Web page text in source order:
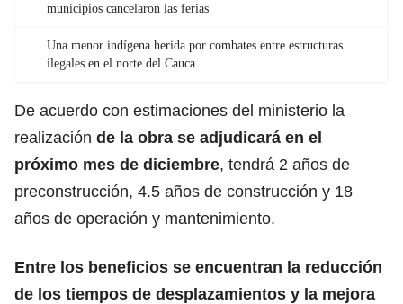
municipios cancelaron las ferias
Una menor indígena herida por combates entre estructuras
ilegales en el norte del Cauca
De acuerdo con estimaciones del ministerio la
realización de la obra se adjudicará en el
próximo mes de diciembre, tendrá 2 años de
preconstrucción, 4.5 años de construcción y 18
años de operación y mantenimiento.
Entre los beneficios se encuentran la reducción
de los tiempos de desplazamientos y la mejora